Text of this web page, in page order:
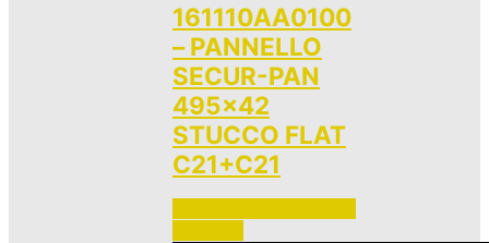
161110AA0100
– PANNELLO
SECUR-PAN
495×42
STUCCO FLAT
C21+C21